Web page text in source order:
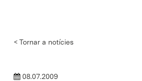
< Tornar a notícies
08.07.2009